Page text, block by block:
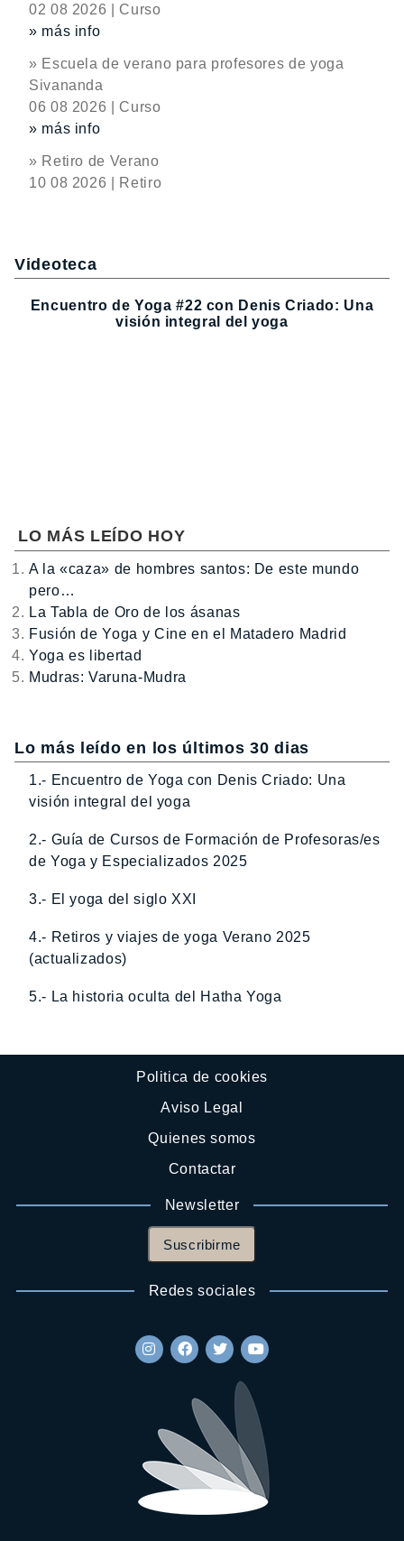
02 08 2026 | Curso
» más info
» Escuela de verano para profesores de yoga
Sivananda
06 08 2026 | Curso
» más info
» Retiro de Verano
10 08 2026 | Retiro
Videoteca
Encuentro de Yoga #22 con Denis Criado: Una
visión integral del yoga
LO MÁS LEÍDO HOY
A la «caza» de hombres santos: De este mundo
pero…
La Tabla de Oro de los ásanas
Fusión de Yoga y Cine en el Matadero Madrid
Yoga es libertad
Mudras: Varuna-Mudra
Lo más leído en los últimos 30 dias
1.- Encuentro de Yoga con Denis Criado: Una
visión integral del yoga
2.- Guía de Cursos de Formación de Profesoras/es
de Yoga y Especializados 2025
3.- El yoga del siglo XXI
4.- Retiros y viajes de yoga Verano 2025
(actualizados)
5.- La historia oculta del Hatha Yoga
Politica de cookies
Aviso Legal
Quienes somos
Contactar
Newsletter
Suscribirme
Redes sociales